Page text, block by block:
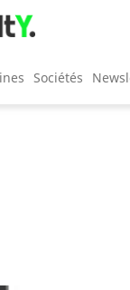
Sociétés